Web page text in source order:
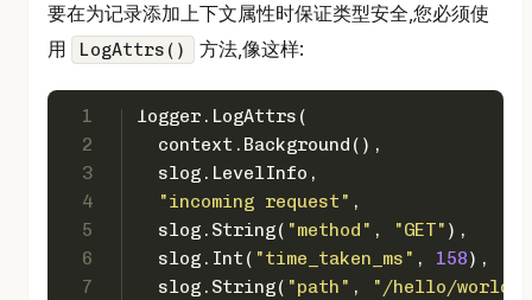
要在为记录添加上下文属性时保证类型安全,您必须使
用
LogAttrs() 方法,像这样:
1
2
3
4
5
6
7
logger.LogAttrs(
  context.Background(),
  slog.LevelInfo,
"incoming request" ,
  slog.String(
"method" , "GET" ),
  slog.Int(
"time_taken_ms" , 158),
  slog.String(
"path" ,
"/hello/